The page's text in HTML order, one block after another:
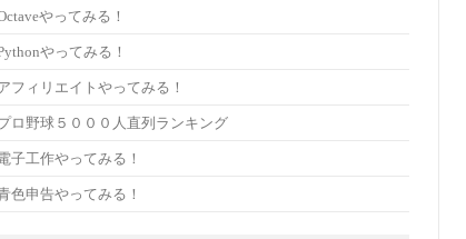
やってみる！
やってみる！
フィリエイトやってみる！
ロ野球５０００人直列ランキング
子工作やってみる！
色申告やってみる！